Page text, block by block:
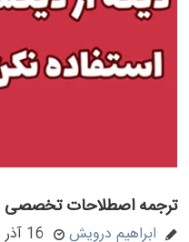
ترجمه اصطلاحات تخصصی
ابراهیم درویش 16 آذر 1402